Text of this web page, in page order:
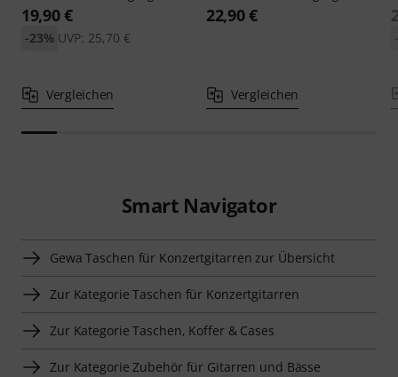
19,90 €
UVP: 25,70 €
-23%
Vergleichen
22,90 €
Vergleichen
Smart Navigator
Gewa Taschen für Konzertgitarren zur Übersicht
Zur Kategorie Taschen für Konzertgitarren
Zur Kategorie Taschen, Koffer & Cases
Zur Kategorie Zubehör für Gitarren und Bässe